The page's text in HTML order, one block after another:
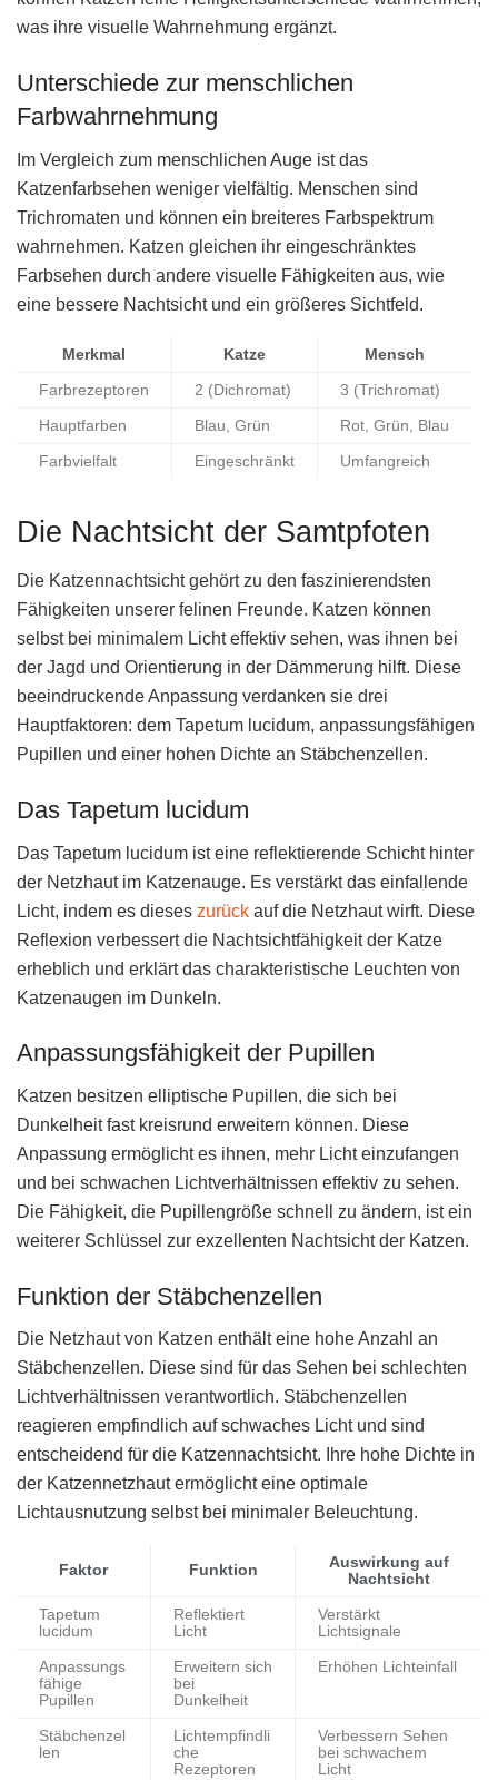
was ihre visuelle Wahrnehmung ergänzt.
Unterschiede zur menschlichen
Farbwahrnehmung
Im Vergleich zum menschlichen Auge ist das
Katzenfarbsehen weniger vielfältig. Menschen sind
Trichromaten und können ein breiteres Farbspektrum
wahrnehmen. Katzen gleichen ihr eingeschränktes
Farbsehen durch andere visuelle Fähigkeiten aus, wie
eine bessere Nachtsicht und ein größeres Sichtfeld.
Merkmal Katze Mensch
Farbrezeptoren 2 (Dichromat) 3 (Trichromat)
Hauptfarben Blau, Grün Rot, Grün, Blau
Farbvielfalt Eingeschränkt Umfangreich
Die Nachtsicht der Samtpfoten
Die Katzennachtsicht gehört zu den faszinierendsten
Fähigkeiten unserer felinen Freunde. Katzen können
selbst bei minimalem Licht effektiv sehen, was ihnen bei
der Jagd und Orientierung in der Dämmerung hilft. Diese
beeindruckende Anpassung verdanken sie drei
Hauptfaktoren: dem Tapetum lucidum, anpassungsfähigen
Pupillen und einer hohen Dichte an Stäbchenzellen.
Das Tapetum lucidum
Das Tapetum lucidum ist eine reflektierende Schicht hinter
der Netzhaut im Katzenauge. Es verstärkt das einfallende
Licht, indem es dieses zurück auf die Netzhaut wirft. Diese
Reflexion verbessert die Nachtsichtfähigkeit der Katze
erheblich und erklärt das charakteristische Leuchten von
Katzenaugen im Dunkeln.
Anpassungsfähigkeit der Pupillen
Katzen besitzen elliptische Pupillen, die sich bei
Dunkelheit fast kreisrund erweitern können. Diese
Anpassung ermöglicht es ihnen, mehr Licht einzufangen
und bei schwachen Lichtverhältnissen effektiv zu sehen.
Die Fähigkeit, die Pupillengröße schnell zu ändern, ist ein
weiterer Schlüssel zur exzellenten Nachtsicht der Katzen.
Funktion der Stäbchenzellen
Die Netzhaut von Katzen enthält eine hohe Anzahl an
Stäbchenzellen. Diese sind für das Sehen bei schlechten
Lichtverhältnissen verantwortlich. Stäbchenzellen
reagieren empfindlich auf schwaches Licht und sind
entscheidend für die Katzennachtsicht. Ihre hohe Dichte in
der Katzennetzhaut ermöglicht eine optimale
Lichtausnutzung selbst bei minimaler Beleuchtung.
Faktor Funktion
Auswirkung auf
Nachtsicht
Tapetum
lucidum
Reflektiert
Licht
Verstärkt
Lichtsignale
Anpassungs
fähige
Pupillen
Erweitern sich
bei
Dunkelheit
Erhöhen Lichteinfall
Stäbchenzel
len
Lichtempfindli
che
Rezeptoren
Verbessern Sehen
bei schwachem
Licht